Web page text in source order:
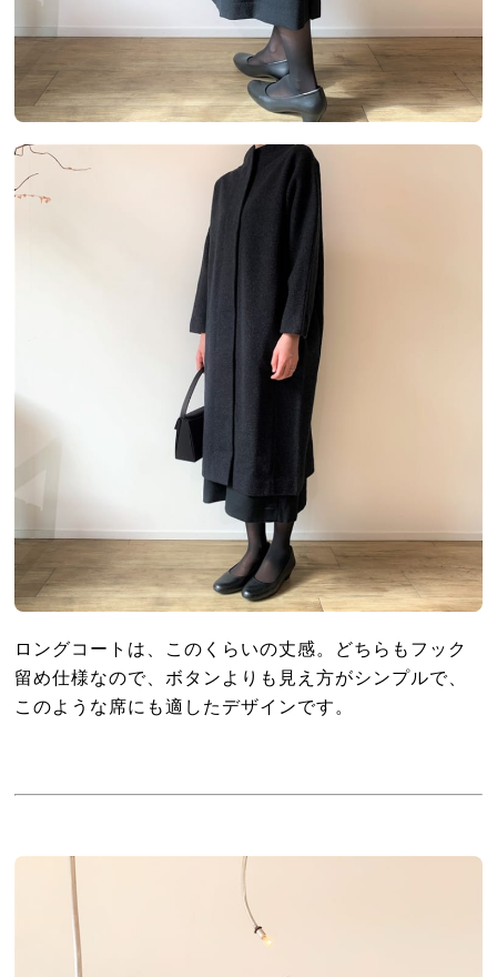
ロングコートは、このくらいの丈感。どちらもフック
留め仕様なので、ボタンよりも見え方がシンプルで、
このような席にも適したデザインです。